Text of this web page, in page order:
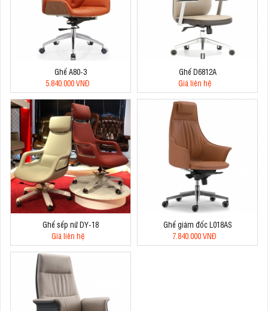
Ghế A80-3
5.840.000 VNĐ
Ghế D6812A
Giá liên hệ
Ghế sếp nữ DY-18
Giá liên hệ
Ghế giám đốc L018AS
7.840.000 VNĐ